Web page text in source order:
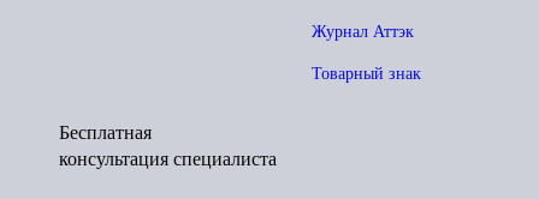
Журнал Аттэк
Товарный знак
Бесплатная
консультация специалиста